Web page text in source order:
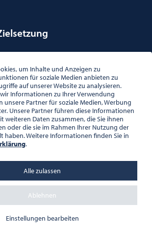
UHR
DATENSCHUTZ
um Inhalte und Anzeigen zu
für soziale Medien anbieten zu
auf unserer Website zu analysieren.
Informationen zu Ihrer Verwendung
unsere Partner für soziale Medien, Werbung
Unsere Partner führen diese Informationen
weiteren Daten zusammen, die Sie ihnen
oder die sie im Rahmen Ihrer Nutzung der
haben. Weitere Informationen finden Sie in
.
Einstellungen bearbeiten
Ablehnen
Alle zulassen